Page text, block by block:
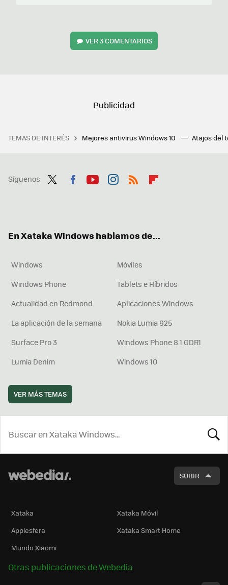
VER3 COMENTARIOS
TEMAS DE INTERÉS Mejores antivirus Windows 10 Atajos del
Síguenos
En Xataka Windows hablamos de...
Windows
Móviles
Windows Phone
Tablets e Híbridos
Actualidad en Redmond
Aplicaciones Windows
La aplicación de la semana
Nokia Lumia 925
Surface Pro 3
Windows Phone 8.1 GDR1
Lumia Denim
Windows 10
VER MÁS TEMAS
SUBIR
Xataka
Xataka Móvil
Applesfera
Xataka Smart Home
Mundo Xiaomi
Otras publicaciones de Webedia